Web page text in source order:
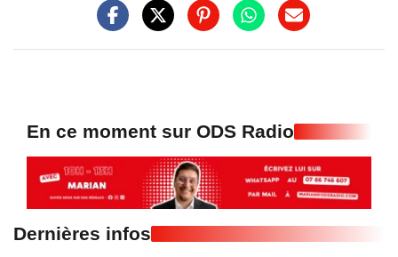
En ce moment sur ODS Radio
Dernières infos